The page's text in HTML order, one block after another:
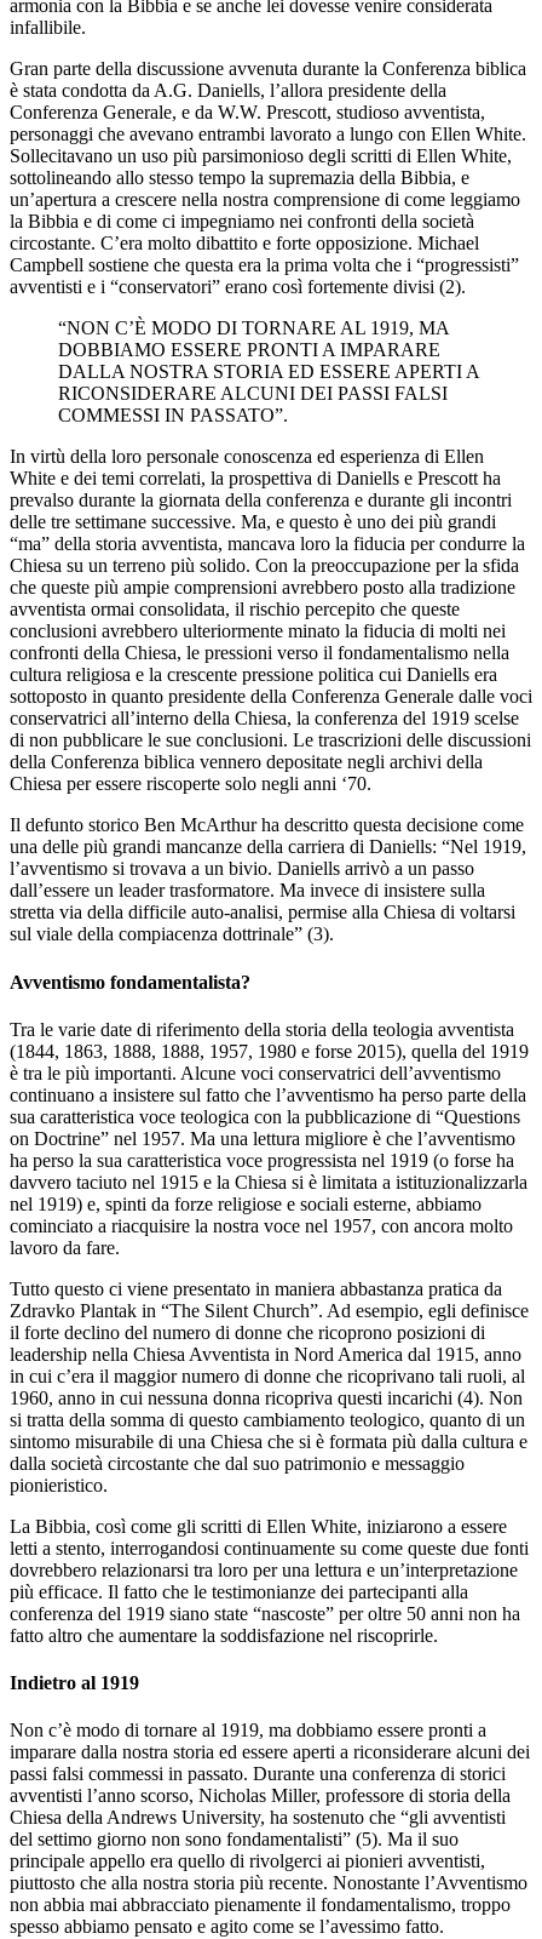
armonia con la Bibbia e se anche lei dovesse venire considerata
infallibile.
Gran parte della discussione avvenuta durante la Conferenza biblica
è stata condotta da A.G. Daniells, l’allora presidente della
Conferenza Generale, e da W.W. Prescott, studioso avventista,
personaggi che avevano entrambi lavorato a lungo con Ellen White.
Sollecitavano un uso più parsimonioso degli scritti di Ellen White,
sottolineando allo stesso tempo la supremazia della Bibbia, e
un’apertura a crescere nella nostra comprensione di come leggiamo
la Bibbia e di come ci impegniamo nei confronti della società
circostante. C’era molto dibattito e forte opposizione. Michael
Campbell sostiene che questa era la prima volta che i “progressisti”
avventisti e i “conservatori” erano così fortemente divisi (2).
“NON C’È MODO DI TORNARE AL 1919, MA
DOBBIAMO ESSERE PRONTI A IMPARARE
DALLA NOSTRA STORIA ED ESSERE APERTI A
RICONSIDERARE ALCUNI DEI PASSI FALSI
COMMESSI IN PASSATO”.
In virtù della loro personale conoscenza ed esperienza di Ellen
White e dei temi correlati, la prospettiva di Daniells e Prescott ha
prevalso durante la giornata della conferenza e durante gli incontri
delle tre settimane successive. Ma, e questo è uno dei più grandi
“ma” della storia avventista, mancava loro la fiducia per condurre la
Chiesa su un terreno più solido. Con la preoccupazione per la sfida
che queste più ampie comprensioni avrebbero posto alla tradizione
avventista ormai consolidata, il rischio percepito che queste
conclusioni avrebbero ulteriormente minato la fiducia di molti nei
confronti della Chiesa, le pressioni verso il fondamentalismo nella
cultura religiosa e la crescente pressione politica cui Daniells era
sottoposto in quanto presidente della Conferenza Generale dalle voci
conservatrici all’interno della Chiesa, la conferenza del 1919 scelse
di non pubblicare le sue conclusioni. Le trascrizioni delle discussioni
della Conferenza biblica vennero depositate negli archivi della
Chiesa per essere riscoperte solo negli anni ‘70.
Il defunto storico Ben McArthur ha descritto questa decisione come
una delle più grandi mancanze della carriera di Daniells: “Nel 1919,
l’avventismo si trovava a un bivio. Daniells arrivò a un passo
dall’essere un leader trasformatore. Ma invece di insistere sulla
stretta via della difficile auto-analisi, permise alla Chiesa di voltarsi
sul viale della compiacenza dottrinale” (3).
Avventismo fondamentalista?
Tra le varie date di riferimento della storia della teologia avventista
(1844, 1863, 1888, 1888, 1957, 1980 e forse 2015), quella del 1919
è tra le più importanti. Alcune voci conservatrici dell’avventismo
continuano a insistere sul fatto che l’avventismo ha perso parte della
sua caratteristica voce teologica con la pubblicazione di “Questions
on Doctrine” nel 1957. Ma una lettura migliore è che l’avventismo
ha perso la sua caratteristica voce progressista nel 1919 (o forse ha
davvero taciuto nel 1915 e la Chiesa si è limitata a istituzionalizzarla
nel 1919) e, spinti da forze religiose e sociali esterne, abbiamo
cominciato a riacquisire la nostra voce nel 1957, con ancora molto
lavoro da fare.
Tutto questo ci viene presentato in maniera abbastanza pratica da
Zdravko Plantak in “The Silent Church”. Ad esempio, egli definisce
il forte declino del numero di donne che ricoprono posizioni di
leadership nella Chiesa Avventista in Nord America dal 1915, anno
in cui c’era il maggior numero di donne che ricoprivano tali ruoli, al
1960, anno in cui nessuna donna ricopriva questi incarichi (4). Non
si tratta della somma di questo cambiamento teologico, quanto di un
sintomo misurabile di una Chiesa che si è formata più dalla cultura e
dalla società circostante che dal suo patrimonio e messaggio
pionieristico.
La Bibbia, così come gli scritti di Ellen White, iniziarono a essere
letti a stento, interrogandosi continuamente su come queste due fonti
dovrebbero relazionarsi tra loro per una lettura e un’interpretazione
più efficace. Il fatto che le testimonianze dei partecipanti alla
conferenza del 1919 siano state “nascoste” per oltre 50 anni non ha
fatto altro che aumentare la soddisfazione nel riscoprirle.
Indietro al 1919
Non c’è modo di tornare al 1919, ma dobbiamo essere pronti a
imparare dalla nostra storia ed essere aperti a riconsiderare alcuni dei
passi falsi commessi in passato. Durante una conferenza di storici
avventisti l’anno scorso, Nicholas Miller, professore di storia della
Chiesa della Andrews University, ha sostenuto che “gli avventisti
del settimo giorno non sono fondamentalisti” (5). Ma il suo
principale appello era quello di rivolgerci ai pionieri avventisti,
piuttosto che alla nostra storia più recente. Nonostante l’Avventismo
non abbia mai abbracciato pienamente il fondamentalismo, troppo
spesso abbiamo pensato e agito come se l’avessimo fatto.